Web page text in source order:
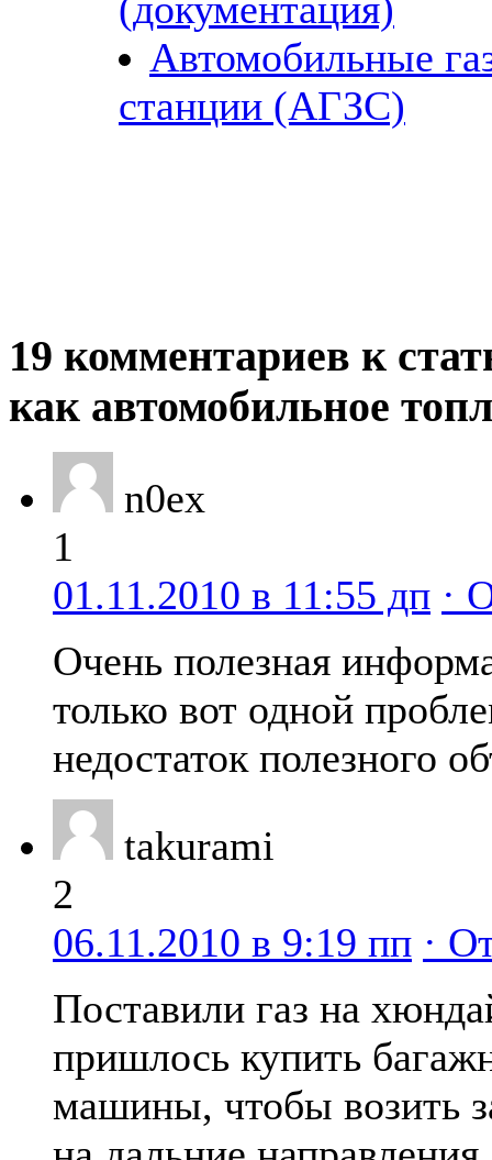
Автомобильные
станции (АГЗС)
19 комментариев к
как автомобильное
n0ex
1
01.11.2010 в 11:55 дп ·
Очень полезная
только вот одной
недостаток полезного
takurami
2
06.11.2010 в 9:19 пп ·
Поставили газ на
пришлось купить
машины, чтобы возить